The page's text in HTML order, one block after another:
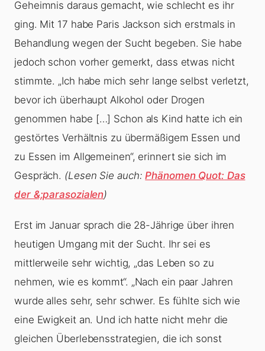
Geheimnis daraus gemacht, wie schlecht es ihr
ging. Mit 17 habe Paris Jackson sich erstmals in
Behandlung wegen der Sucht begeben. Sie habe
jedoch schon vorher gemerkt, dass etwas nicht
stimmte. „Ich habe mich sehr lange selbst verletzt,
bevor ich überhaupt Alkohol oder Drogen
genommen habe […] Schon als Kind hatte ich ein
gestörtes Verhältnis zu übermäßigem Essen und
zu Essen im Allgemeinen“, erinnert sie sich im
Gespräch. (Lesen Sie auch:Phänomen Quot: Das
der &;parasozialen)
Erst im Januar sprach die 28-Jährige über ihren
heutigen Umgang mit der Sucht. Ihr sei es
mittlerweile sehr wichtig, „das Leben so zu
nehmen, wie es kommt“. „Nach ein paar Jahren
wurde alles sehr, sehr schwer. Es fühlte sich wie
eine Ewigkeit an. Und ich hatte nicht mehr die
gleichen Überlebensstrategien, die ich sonst